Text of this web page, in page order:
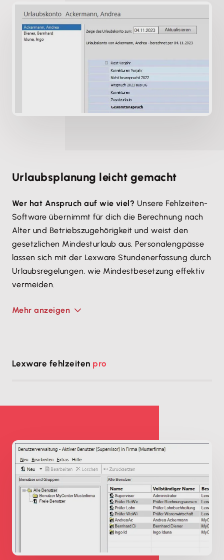
Urlaubsplanung leicht gemacht
Wer hat Anspruch auf wie viel? Unsere Fehlzeiten-
Software übernimmt für dich die Berechnung nach
Alter und Betriebszugehörigkeit und weist den
gesetzlichen Mindesturlaub aus. Personal­engpässe
lassen sich mit der Lexware Stundenerfassung durch
Urlaubsregelungen, wie Mindestbesetzung effektiv
vermeiden.
Mehr anzeigen
Lexware fehlzeiten pro